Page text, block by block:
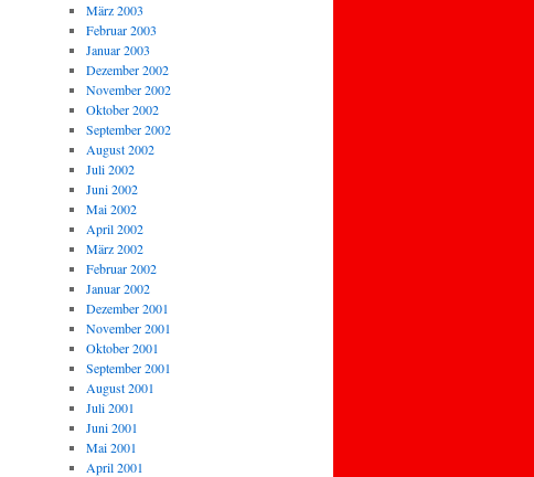
März 2003
Februar 2003
Januar 2003
Dezember 2002
November 2002
Oktober 2002
September 2002
August 2002
Juli 2002
Juni 2002
Mai 2002
April 2002
März 2002
Februar 2002
Januar 2002
Dezember 2001
November 2001
Oktober 2001
September 2001
August 2001
Juli 2001
Juni 2001
Mai 2001
April 2001